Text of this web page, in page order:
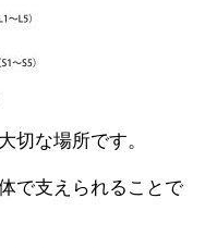
切な場所です。
で支えられることで